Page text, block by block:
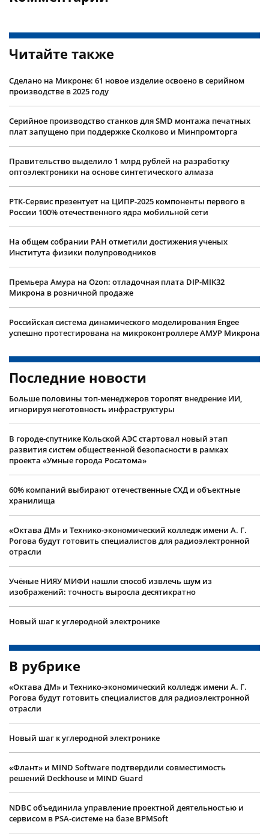
Читайте также
Сделано на Микроне: 61 новое изделие освоено в серийном
производстве в 2025 году
Серийное производство станков для SMD монтажа печатных
плат запущено при поддержке Сколково и Минпромторга
Правительство выделило 1 млрд рублей на разработку
оптоэлектроники на основе синтетического алмаза
РТК-Сервис презентует на ЦИПР-2025 компоненты первого в
России 100% отечественного ядра мобильной сети
На общем собрании РАН отметили достижения ученых
Института физики полупроводников
Премьера Амура на Ozon: отладочная плата DIP-MIK32
Микрона в розничной продаже
Российская система динамического моделирования Engee
успешно протестирована на микроконтроллере АМУР Микрона
Последние новости
Больше половины топ-менеджеров торопят внедрение ИИ,
игнорируя неготовность инфраструктуры
В городе-спутнике Кольской АЭС стартовал новый этап
развития систем общественной безопасности в рамках
проекта «Умные города Росатома»
60% компаний выбирают отечественные СХД и объектные
хранилища
«Октава ДМ» и Технико-экономический колледж имени А. Г.
Рогова будут готовить специалистов для радиоэлектронной
отрасли
Учëные НИЯУ МИФИ нашли способ извлечь шум из
изображений: точность выросла десятикратно
Новый шаг к углеродной электронике
В рубрике
«Октава ДМ» и Технико-экономический колледж имени А. Г.
Рогова будут готовить специалистов для радиоэлектронной
отрасли
Новый шаг к углеродной электронике
«Флант» и MIND Software подтвердили совместимость
решений Deckhouse и MIND Guard
NDBC объединила управление проектной деятельностью и
сервисом в PSA-системе на базе BPMSoft